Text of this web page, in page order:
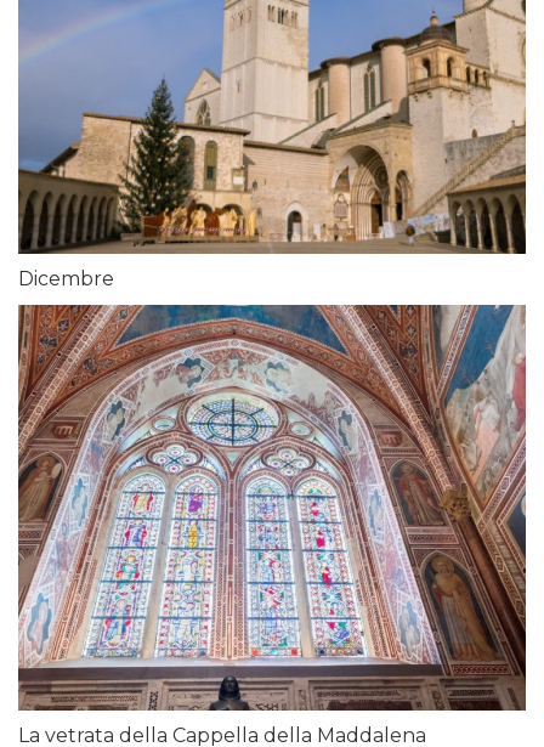
Dicembre
La vetrata della Cappella della Maddalena